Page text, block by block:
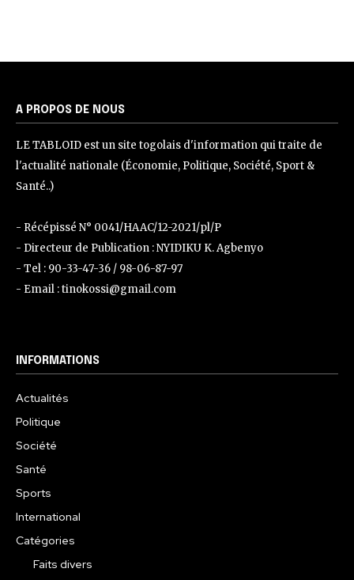
A PROPOS DE NOUS
LE TABLOID est un site togolais d'information qui traite de
l'actualité nationale (Économie, Politique, Société, Sport &
Santé..)
- Récépissé N° 0041/HAAC/12-2021/pl/P
- Directeur de Publication : NYIDIKU K. Agbenyo
- Tel : 90-33-47-36 / 98-06-87-97
- Email : tinokossi@gmail.com
INFORMATIONS
Actualités
Politique
Société
Santé
Sports
International
Catégories
Faits divers